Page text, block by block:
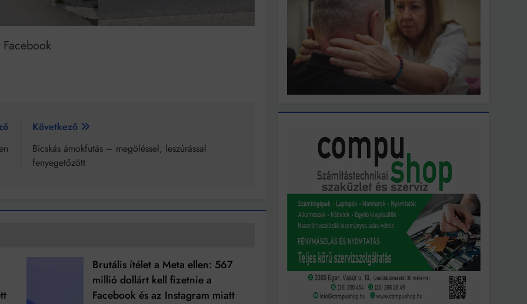
Következő
Bicskás ámokfutás – megöléssel, leszúrással
fenyegetőzött
Brutális ítélet a Meta ellen: 567
millió dollárt kell fizetnie a
Facebook és az Instagram miatt